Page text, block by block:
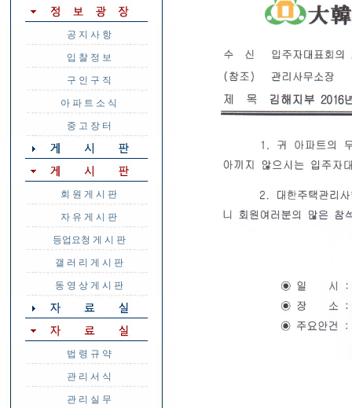
공 지 사 항
입 찰 정 보
구 인 구 직
아 파 트 소 식
중 고 장 터
회 원 게 시 판
자 유 게 시 판
등업요청 게 시 판
갤 러 리 게 시 판
동 영 상 게 시 판
법 령 규 약
관 리 서 식
관 리 실 무